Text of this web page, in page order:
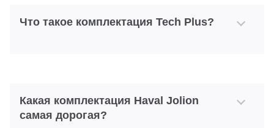
Что такое комплектация Tech Plus?
Какая комплектация Haval Jolion
самая дорогая?